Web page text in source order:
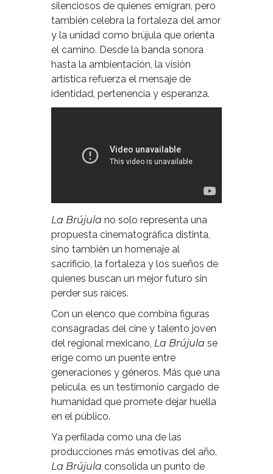
silenciosos de quienes emigran, pero
también celebra la fortaleza del amor
y la unidad como brújula que orienta
el camino. Desde la banda sonora
hasta la ambientación, la visión
artística refuerza el mensaje de
identidad, pertenencia y esperanza.
La Brújula no solo representa una
propuesta cinematográfica distinta,
sino también un homenaje al
sacrificio, la fortaleza y los sueños de
quienes buscan un mejor futuro sin
perder sus raíces.
Con un elenco que combina figuras
consagradas del cine y talento joven
del regional mexicano, La Brújula se
erige como un puente entre
generaciones y géneros. Más que una
película, es un testimonio cargado de
humanidad que promete dejar huella
en el público.
Ya perfilada como una de las
producciones más emotivas del año,
La Brújula consolida un punto de